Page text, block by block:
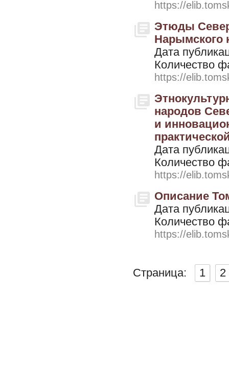
https://
Этюды
Нарымского
Дата
Количество
https://
народов
и
Дата
Количество
https://
Описание
Дата
Количество
https://
Страница: 1 2